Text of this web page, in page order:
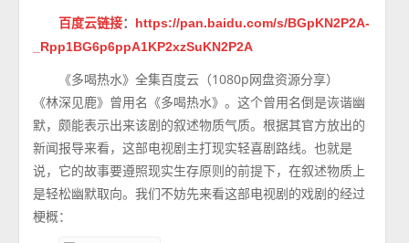
百度云链接：
https://pan.baidu.com/s/BGpKN2P2A-
_Rpp1BG6p6ppA1KP2xzSuKN2P2A
《多喝热水》全集百度云（1080p网盘资源分享）
《林深见鹿》曾用名《多喝热水》。这个曾用名倒是诙谐幽
默，颇能表示出来该剧的叙述物质气质。根据其官方放出的
新闻报导来看，这部电视剧主打现实轻喜剧路线。也就是
说，它的故事要遵照现实生存原则的前提下，在叙述物质上
是轻松幽默取向。我们不妨先来看这部电视剧的戏剧的经过
梗概：